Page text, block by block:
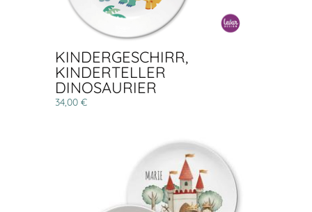
KINDERGESCHIRR,
KINDERTELLER
DINOSAURIER
34,00 €